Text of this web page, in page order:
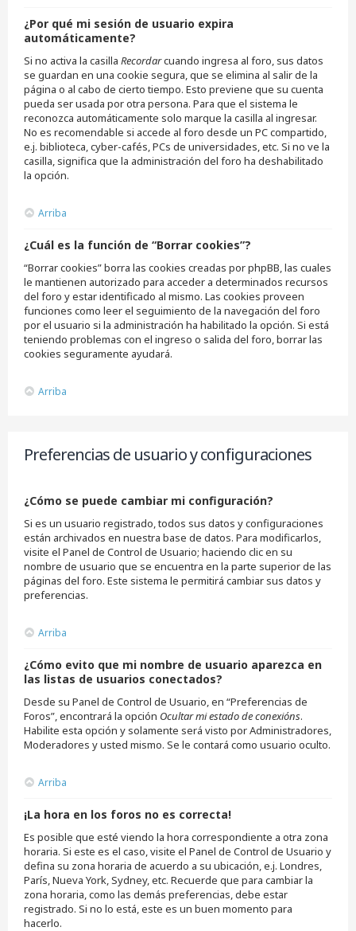
¿Por qué mi sesión de usuario expira
automáticamente?
Si no activa la casilla Recordarcuando ingresa al foro, sus datos
se guardan en una cookie segura, que se elimina al salir de la
página o al cabo de cierto tiempo. Esto previene que su cuenta
pueda ser usada por otra persona. Para que el sistema le
reconozca automáticamente solo marque la casilla al ingresar.
No es recomendable si accede al foro desde un PC compartido,
e.j. biblioteca, cyber-cafés, PCs de universidades, etc. Si no ve la
casilla, significa que la administración del foro ha deshabilitado
la opción.
Arriba
¿Cuál es la función de “Borrar cookies”?
“Borrar cookies” borra las cookies creadas por phpBB, las cuales
le mantienen autorizado para acceder a determinados recursos
del foro y estar identificado al mismo. Las cookies proveen
funciones como leer el seguimiento de la navegación del foro
por el usuario si la administración ha habilitado la opción. Si está
teniendo problemas con el ingreso o salida del foro, borrar las
cookies seguramente ayudará.
Arriba
Preferencias de usuario y configuraciones
¿Cómo se puede cambiar mi configuración?
Si es un usuario registrado, todos sus datos y configuraciones
están archivados en nuestra base de datos. Para modificarlos,
visite el Panel de Control de Usuario; haciendo clic en su
nombre de usuario que se encuentra en la parte superior de las
páginas del foro. Este sistema le permitirá cambiar sus datos y
preferencias.
Arriba
¿Cómo evito que mi nombre de usuario aparezca en
las listas de usuarios conectados?
Desde su Panel de Control de Usuario, en “Preferencias de
Foros”, encontrará la opción Ocultar mi estado de conexións.
Habilite esta opción y solamente será visto por Administradores,
Moderadores y usted mismo. Se le contará como usuario oculto.
Arriba
¡La hora en los foros no es correcta!
Es posible que esté viendo la hora correspondiente a otra zona
horaria. Si este es el caso, visite el Panel de Control de Usuario y
defina su zona horaria de acuerdo a su ubicación, e.j. Londres,
París, Nueva York, Sydney, etc. Recuerde que para cambiar la
zona horaria, como las demás preferencias, debe estar
registrado. Si no lo está, este es un buen momento para
hacerlo.